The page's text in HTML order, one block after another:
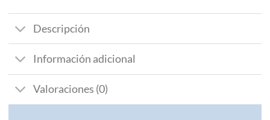
Descripción
Información adicional
Valoraciones (0)